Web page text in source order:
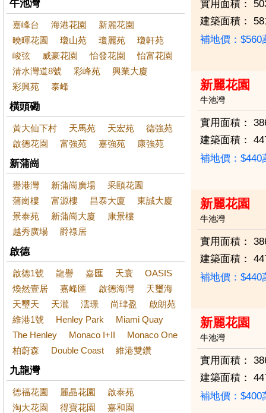
牛池灣
嘉峰台 海港花園
新麗花園
曉暉花園
瓊山苑 瓊麗苑
瓊軒苑
峻弦
威豪花園 怡發花園
怡富花園
清水灣道8號
彩峰苑
興業大廈
彩興苑
泰峰
橫頭磡
黃大仙下村 天馬苑 天宏苑
德強苑
啟德花園
富強苑 嘉強苑 康強苑
新蒲崗
譽港灣 新蒲崗廣場
采頤花園
蒲崗樓
富源樓 昌泰大廈
東誠大廈
景泰苑
新蒲崗大廈
康景樓
越秀廣場
爵祿居
啟德
啟德1號 龍譽 嘉匯 天寰
OASIS
煥然壹居
嘉峰匯 啟德海灣
天璽海
天璽天
天瀧 澐璟 尚珒盈
啟朗苑
維港1號
Henley Park
Miami Quay
The Henley
Monaco I+II
Monaco One
柏蔚森
Double Coast 維港雙鑽
九龍灣
德福花園 麗晶花園
啟泰苑
淘大花園
得寶花園 嘉和園
實用面積：
建築面積：
補地價：
新麗花園
牛池灣
實用面積：
建築面積：
補地價：
新麗花園
牛池灣
實用面積：
建築面積：
補地價：
新麗花園
牛池灣
實用面積：
建築面積：
補地價：